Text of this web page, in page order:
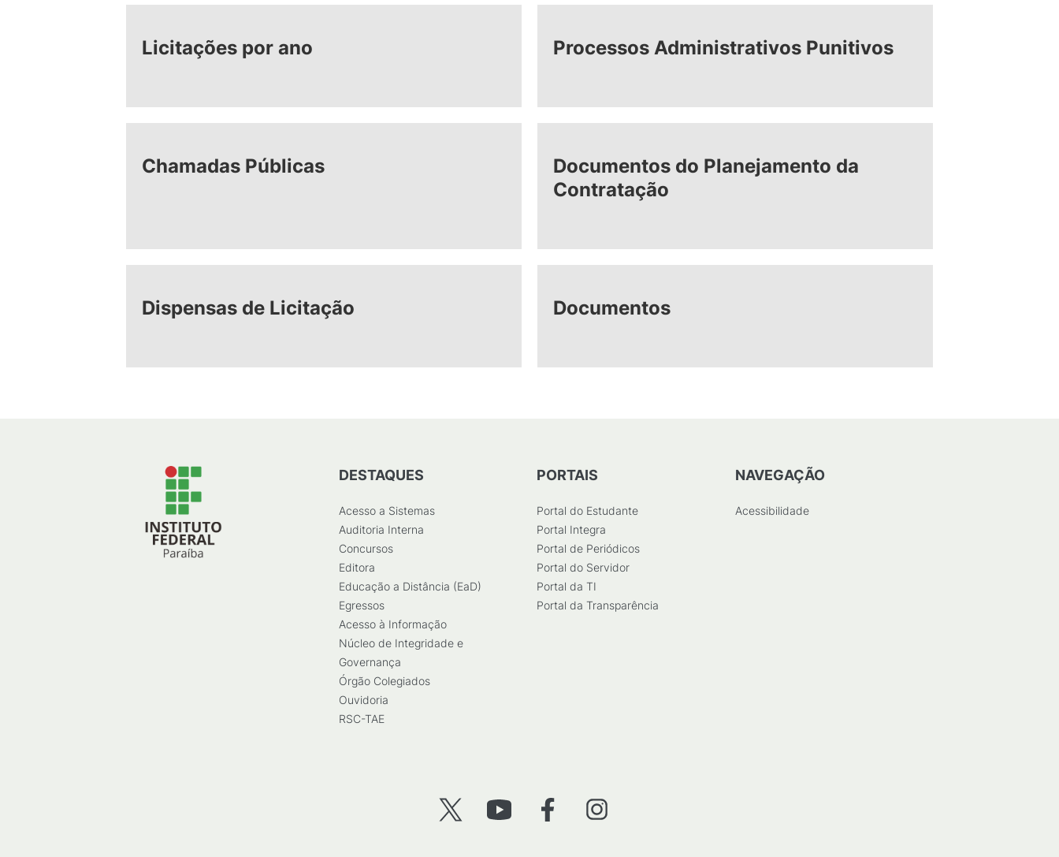
Licitações por ano Processos Administrativos Punitivos
Chamadas Públicas
Documentos do Planejamento da
Contratação
Dispensas de Licitação Documentos
DESTAQUES
Acesso a Sistemas
Auditoria Interna
Concursos
Editora
Educação a Distância (EaD)
Egressos
Acesso à Informação
Núcleo de Integridade e
Governança
Órgão Colegiados
Ouvidoria
RSC-TAE
PORTAIS
Portal do Estudante
Portal Integra
Portal de Periódicos
Portal do Servidor
Portal da TI
Portal da Transparência
NAVEGAÇÃO
Acessibilidade